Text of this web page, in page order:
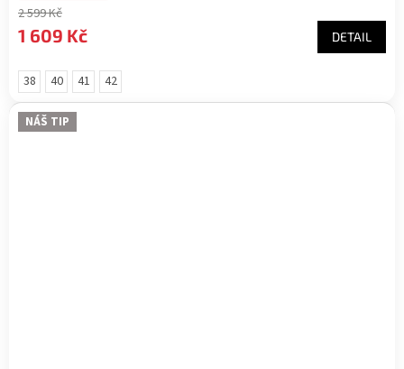
2 599 Kč
1 609 Kč DETAIL
38 40 41 42
NÁŠ TIP